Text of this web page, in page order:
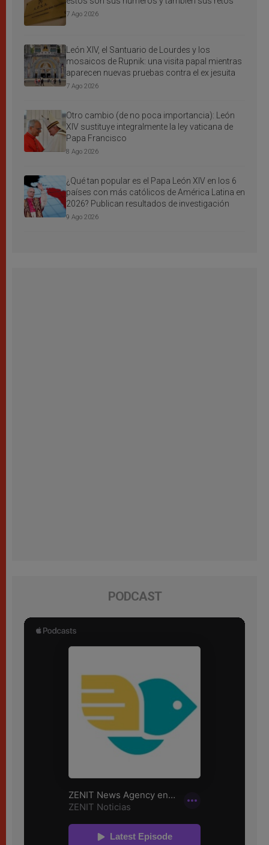
7 Ago 2026
León XIV, el Santuario de Lourdes y los
mosaicos de Rupnik: una visita papal mientras
aparecen nuevas pruebas contra el ex jesuita
7 Ago 2026
Otro cambio (de no poca importancia): León
XIV sustituye integralmente la ley vaticana de
Papa Francisco
8 Ago 2026
¿Qué tan popular es el Papa León XIV en los 6
países con más católicos de América Latina en
2026? Publican resultados de investigación
9 Ago 2026
PODCAST